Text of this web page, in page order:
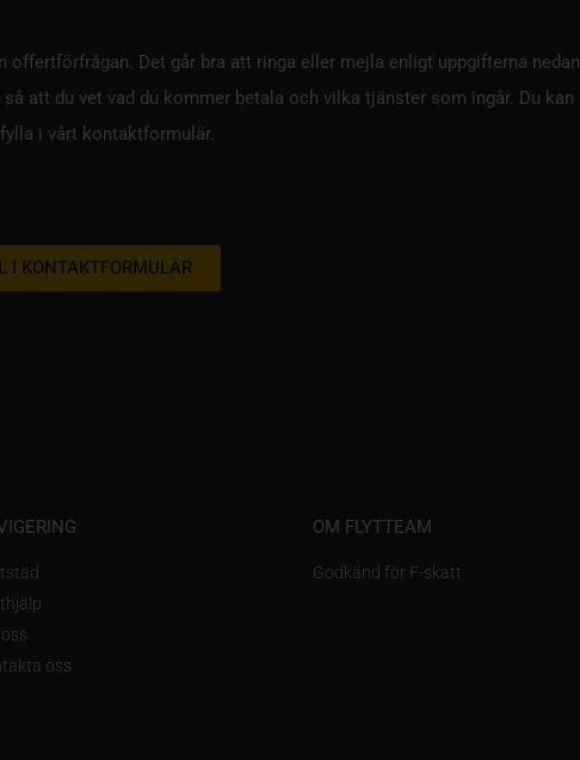
Det går bra att ringa eller mejla enligt uppgifterna nedan.
att du vet vad du kommer betala och vilka tjänster som ingår. Du kan
i vårt kontaktformulär.
I KONTAKTFORMULÄR
oss
OM FLYTTEAM
Godkänd för F-skatt